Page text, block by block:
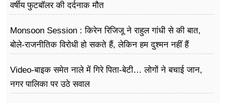
वर्षीय फुटबॉलर की दर्दनाक मौत
Monsoon Session : किरेन रिजिजू ने राहुल गांधी से की बात,
बोले-राजनीतिक विरोधी हो सकते हैं, लेकिन हम दुश्मन नहीं हैं
Video-बाइक समेत नाले में गिरे पिता-बेटी… लोगों ने बचाई जान,
नगर पालिका पर उठे सवाल